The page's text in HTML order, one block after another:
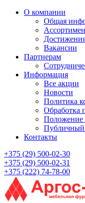
О компании
Общая
Вакансии
Партнерам
Информация
Все акции
Новости
Политика
Обработка
Положение
Публичный
Контакты
+375 (29) 500-02-30
+375 (29) 500-02-31
+375 (222) 74-78-00